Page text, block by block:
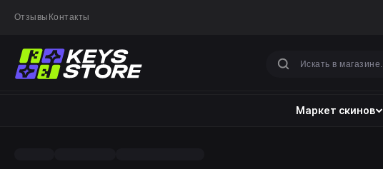
Отзывы Контакты
Маркет скинов